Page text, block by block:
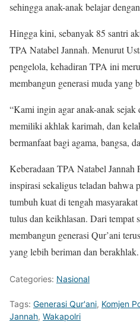
sehingga anak-anak belajar
Hingga kini, sebanyak 85 santri
TPA Natabel Jannah. Menurut
pengelola, kehadiran TPA ini
membangun generasi muda yang
“Kami ingin agar anak-anak
memiliki akhlak karimah, dan
bermanfaat bagi agama, bangsa,
Keberadaan TPA Natabel Jannah
inspirasi sekaligus teladan bahwa
tumbuh kuat di tengah
tulus dan keikhlasan. Dari tempat
membangun generasi Qur’ani
yang lebih beriman dan berakhlak.
Categories: Nasional
Tags: Generasi Qur'ani, Komjen
Jannah, Wakapolri